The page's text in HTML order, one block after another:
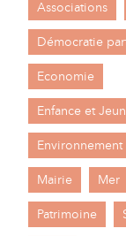
Associations
Démocratie
Economie
Enfance et
Environnement
Mairie Mer
Patrimoine